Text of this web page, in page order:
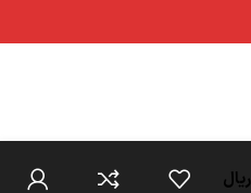
ریال